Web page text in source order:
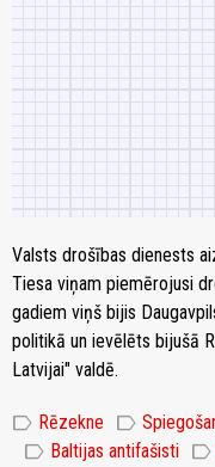
Valsts drošības dienests
Tiesa viņam piemērojusi
gadiem viņš bijis
politikā un ievēlēts bijušā
Latvijai" valdē.
label Rēzekne label
label Baltijas antifašisti label